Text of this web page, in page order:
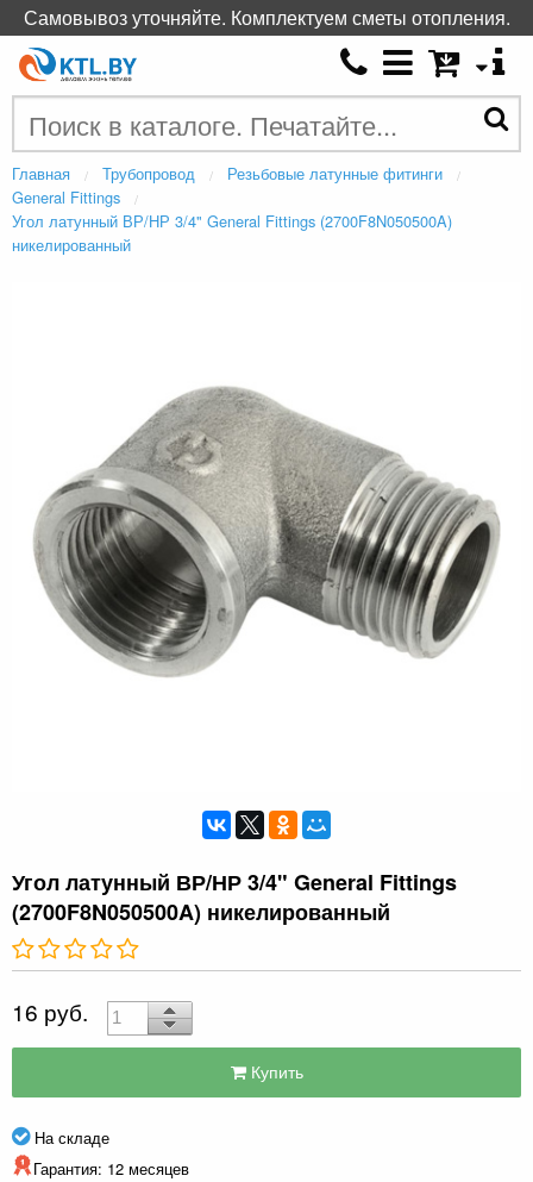
Главная Трубопровод
Резьбовые латунные фитинги
General Fittings
Угол латунный ВР/НР 3/4" General Fittings (2700F8N050500A)
никелированный
Угол латунный ВР/НР 3/4" General Fittings
(2700F8N050500A) никелированный
16 руб.
Купить
На складе
Гарантия: 12 месяцев
Самовывоз уточняйте. Комплектуем сметы отопления.